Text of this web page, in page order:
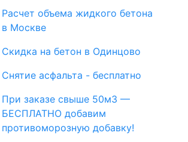
Расчет объема жидкого бетона
в Москве
Скидка на бетон в Одинцово
Снятие асфальта - бесплатно
При заказе свыше 50м3 —
БЕСПЛАТНО добавим
противоморозную добавку!